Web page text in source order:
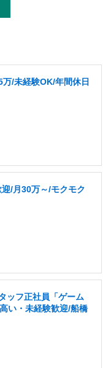
/未経験OK/年間休日
/月30万～/モクモク
ッフ正社員「ゲーム
い・未経験歓迎/船橋